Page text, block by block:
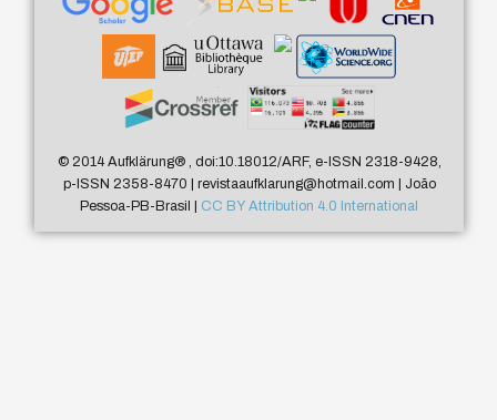
© 2014 Aufklärung®, doi:10.18012/ARF, e-ISSN 2318-9428,
p-ISSN 2358-8470 | revistaaufklarung@hotmail.com | João
Pessoa-PB-Brasil | CC BY Attribution 4.0 International